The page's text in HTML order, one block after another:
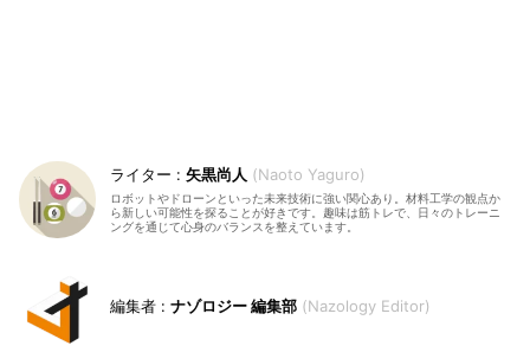
矢黒尚人 Naoto Yaguro
ロボットやドローンといった未来技術に強い関心あり。材料工学の観点か
ら新しい可能性を探ることが好きです。趣味は筋トレで、日々のトレーニ
ングを通じて心身のバランスを整えています。
ナゾロジー 編集部 Nazology Editor